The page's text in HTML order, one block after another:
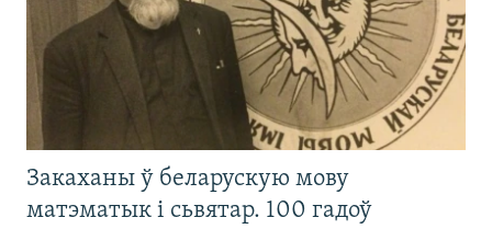
Закаханы ў беларускую мову
матэматык і сьвятар. 100 гадоў